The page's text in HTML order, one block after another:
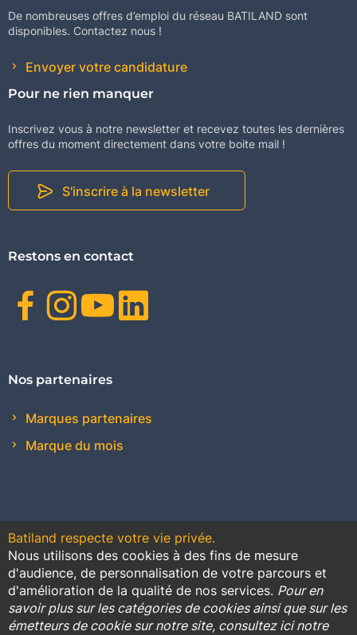
De nombreuses offres d’emploi du réseau BATILAND sont
disponibles. Contactez nous !
Envoyer votre candidature
Pour ne rien manquer
Inscrivez vous à notre newsletter et recevez toutes les dernières
offres du moment directement dans votre boite mail !
S'inscrire à la newsletter
Restons en contact
Facebook
Instagram
Youtube
Nos partenaires
Marques partenaires
Marque du mois
Contact Conditions générales de vente
Promotions
Règlement général sur la protection des données
Batiland respecte votre vie privée.
Nous utilisons des cookies à des fins de mesure
d'audience, de personnalisation de votre parcours et
d'amélioration de la qualité de nos services. Pour en
savoir plus sur les catégories de cookies ainsi que sur les
émetteurs de cookie sur notre site, consultez ici notre